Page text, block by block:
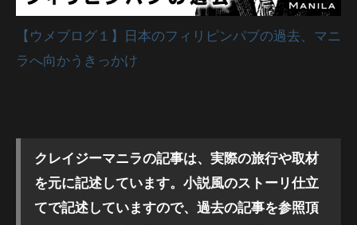
【ウメブログ１】日本のフィリピンパブの過去、マニ
ラへ向かうきっかけ
クレイジーマニラの記事は、実際の旅行や取材
を元に記述しています。小説風のストーリ仕立
てで記述していますので、過去の記事を参照頂